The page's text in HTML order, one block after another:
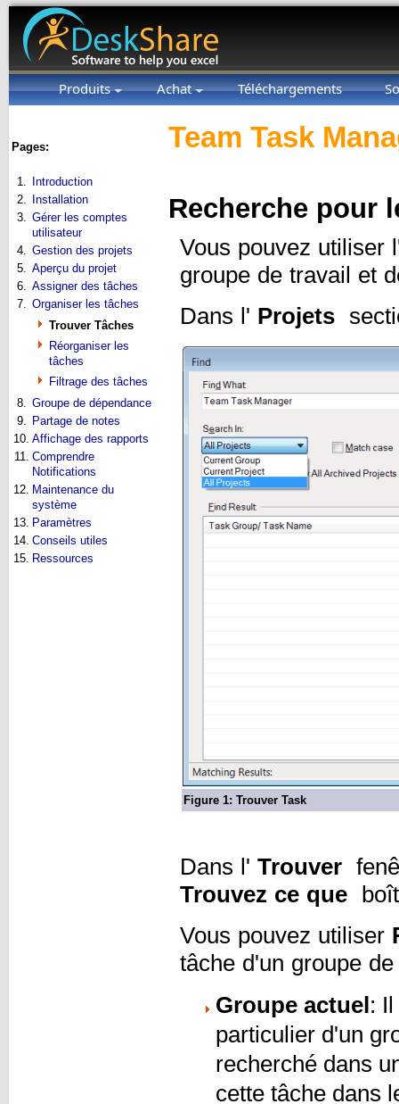
Produits Achat Téléchargements
Pages:
1.
Introduction
2.
Installation
3. Gérer les comptes
utilisateur
4. Gestion des projets
5. Aperçu du projet
6. Assigner des tâches
7. Organiser les tâches
Trouver Tâches
Réorganiser les
tâches
Filtrage des tâches
8. Groupe de dépendance
9. Partage de notes
10. Affichage des rapports
11. Comprendre
Notifications
12. Maintenance du
système
13. Paramètres
14. Conseils utiles
15. Ressources
Team Task
Recherche pour
Vous pouvez utiliser
groupe de travail et
Dans l' Projets
Figure 1: Trouver Task
Dans l' Trouver
Trouvez ce que
Vous pouvez utiliser
tâche d'un groupe
Groupe actuel:
particulier d'un
recherché dans
cette tâche dans